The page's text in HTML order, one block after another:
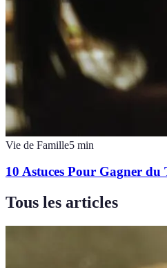
Vie de Famille5 min
10 Astuces Pour Gagner du
Tous les articles